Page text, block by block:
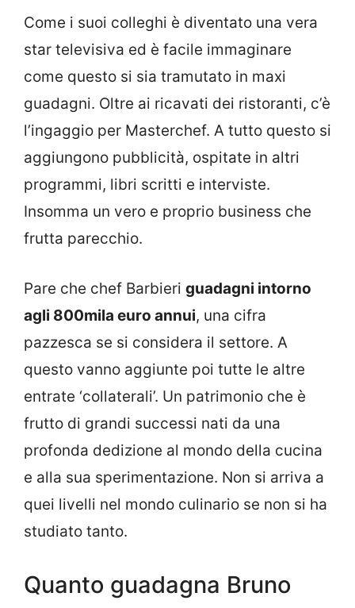
Come i suoi colleghi è diventato una vera
star televisiva ed è facile immaginare
come questo si sia tramutato in maxi
guadagni. Oltre ai ricavati dei ristoranti, c’è
l’ingaggio per Masterchef. A tutto questo si
aggiungono pubblicità, ospitate in altri
programmi, libri scritti e interviste.
Insomma un vero e proprio business che
frutta parecchio.
Pare che chef Barbieri guadagni intorno
agli 800mila euro annui, una cifra
pazzesca se si considera il settore. A
questo vanno aggiunte poi tutte le altre
entrate ‘collaterali’. Un patrimonio che è
frutto di grandi successi nati da una
profonda dedizione al mondo della cucina
e alla sua sperimentazione. Non si arriva a
quei livelli nel mondo culinario se non si ha
studiato tanto.
Quanto guadagna Bruno